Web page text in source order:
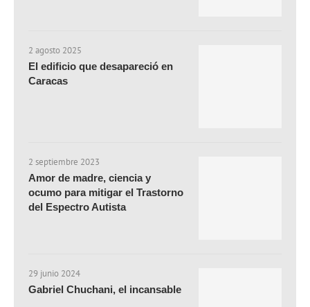
2 agosto 2025
El edificio que desapareció en
Caracas
2 septiembre 2023
Amor de madre, ciencia y
ocumo para mitigar el Trastorno
del Espectro Autista
29 junio 2024
Gabriel Chuchani, el incansable